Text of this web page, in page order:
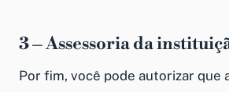
3 – Assessoria da
Por fim, você pode autorizar que